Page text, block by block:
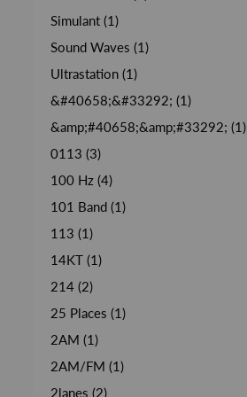
Simulant (1)
Sound Waves (1)
Ultrastation (1)
&#40658;&#33292; (1)
&amp;#40658;&amp;#33292; (1)
0113 (3)
100 Hz (4)
101 Band (1)
113 (1)
14KT (1)
214 (2)
25 Places (1)
2AM (1)
2AM/FM (1)
2lanes (2)